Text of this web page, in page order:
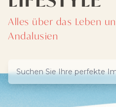
Alles über das Leben
Andalusien